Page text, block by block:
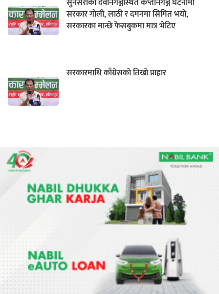
सरकार गोली, लाठी र दमनमा सिमित भयो,
सरकारका मान्छे फेसबुकमा मात्र भेटिए
सरकारमाथि काँग्रेसको तिखो प्राहार